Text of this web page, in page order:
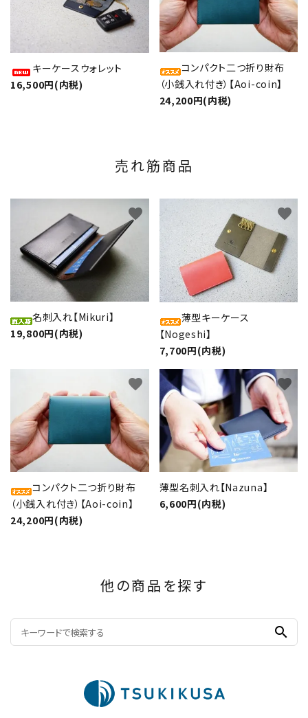
キーケースウォレット
16,500円(内税)
コンパクト二つ折り財布
（小銭入れ付き）【Aoi-coin】
24,200円(内税)
売れ筋商品
名刺入れ【Mikuri】
19,800円(内税)
favorite
薄型キーケース
【Nogeshi】
7,700円(内税)
favorite
コンパクト二つ折り財布
（小銭入れ付き）【Aoi-coin】
24,200円(内税)
favorite
薄型名刺入れ【Nazuna】
6,600円(内税)
favorite
他の商品を探す
search